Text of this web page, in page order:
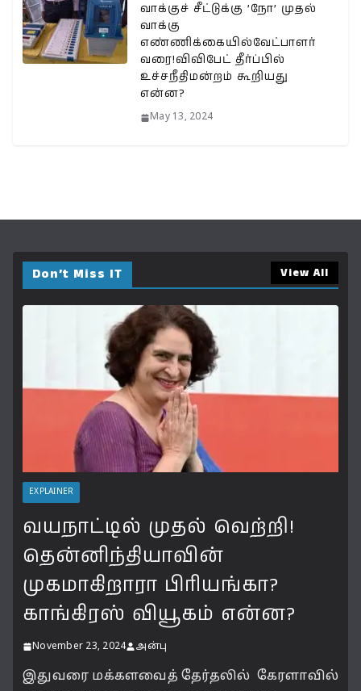
வாக்குச் சீட்டுக்கு ’நோ’ முதல்
வாக்கு
எண்ணிக்கையில்வேட்பாளர்
வரை!விவிபேட் தீர்ப்பில்
உச்சநீதிமன்றம் கூறியது
என்ன?
May 13, 2024
Don’t Miss IT View All
EXPLAINER
வயநாட்டில் முதல் வெற்றி!
தென்னிந்தியாவின்
முகமாகிறாரா பிரியங்கா?
காங்கிரஸ் வியூகம் என்ன?
November 23, 2024 அன்பு
இதுவரை மக்களவைத் தேர்தலில் கேரளாவில்